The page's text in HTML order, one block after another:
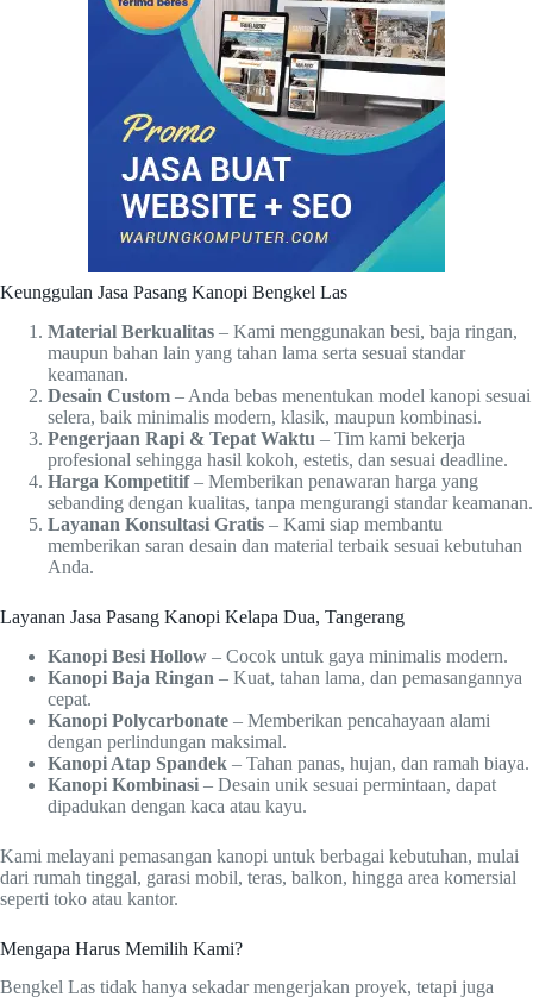
Keunggulan Jasa Pasang Kanopi Bengkel Las
Material Berkualitas – Kami menggunakan besi, baja ringan,
maupun bahan lain yang tahan lama serta sesuai standar
keamanan.
Desain Custom – Anda bebas menentukan model kanopi sesuai
selera, baik minimalis modern, klasik, maupun kombinasi.
Pengerjaan Rapi & Tepat Waktu – Tim kami bekerja
profesional sehingga hasil kokoh, estetis, dan sesuai deadline.
Harga Kompetitif– Memberikan penawaran harga yang
sebanding dengan kualitas, tanpa mengurangi standar keamanan.
Layanan Konsultasi Gratis – Kami siap membantu
memberikan saran desain dan material terbaik sesuai kebutuhan
Anda.
Layanan Jasa Pasang Kanopi Kelapa Dua, Tangerang
Kanopi Besi Hollow – Cocok untuk gaya minimalis modern.
Kanopi Baja Ringan – Kuat, tahan lama, dan pemasangannya
cepat.
Kanopi Polycarbonate – Memberikan pencahayaan alami
dengan perlindungan maksimal.
Kanopi Atap Spandek – Tahan panas, hujan, dan ramah biaya.
Kanopi Kombinasi – Desain unik sesuai permintaan, dapat
dipadukan dengan kaca atau kayu.
Kami melayani pemasangan kanopi untuk berbagai kebutuhan, mulai
dari rumah tinggal, garasi mobil, teras, balkon, hingga area komersial
seperti toko atau kantor.
Mengapa Harus Memilih Kami?
Bengkel Las tidak hanya sekadar mengerjakan proyek, tetapi juga